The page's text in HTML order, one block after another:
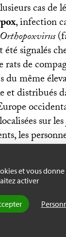
et vous
activer
cas de
, infection
Orthopoxvirus
signalés
rats de
du même
et distribués
sur
les
sur
auparavant,